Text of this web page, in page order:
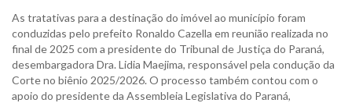
As tratativas para a destinação do imóvel ao município foram
conduzidas pelo prefeito Ronaldo Cazella em reunião realizada no
final de 2025 com a presidente do Tribunal de Justiça do Paraná,
desembargadora Dra. Lidia Maejima, responsável pela condução da
Corte no biênio 2025/2026. O processo também contou com o
apoio do presidente da Assembleia Legislativa do Paraná,